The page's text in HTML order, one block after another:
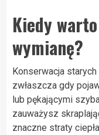
Kiedy
wymianę?
Konserwacja
zwłaszcza gdy
lub pękającymi
zauważysz
znaczne straty